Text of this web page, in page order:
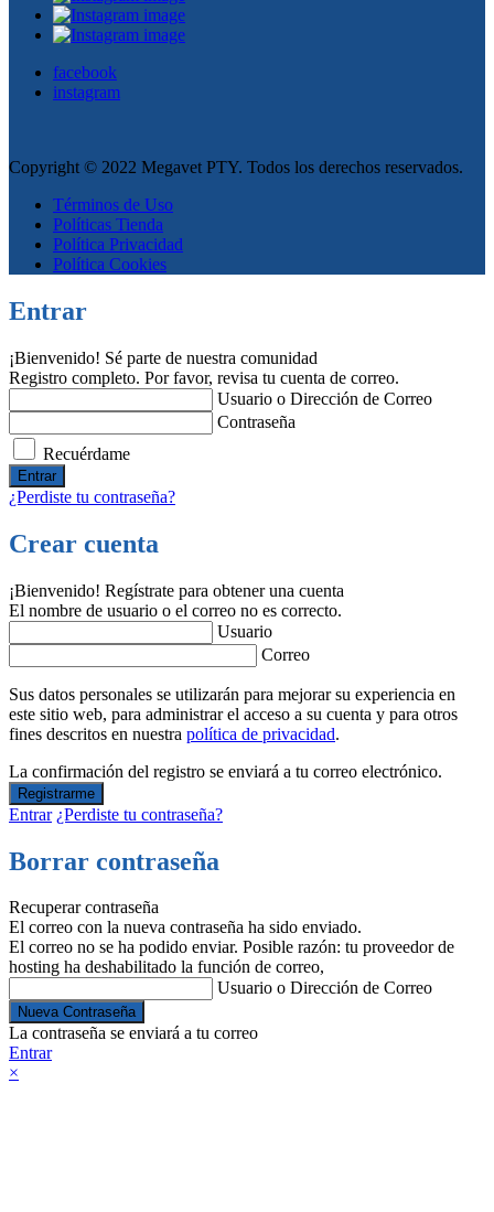
facebook
instagram
Copyright © 2022 Megavet PTY. Todos los derechos reservados.
Términos de Uso
Políticas Tienda
Política Privacidad
Política Cookies
Entrar
¡Bienvenido! Sé parte de nuestra comunidad
Registro completo. Por favor, revisa tu cuenta de correo.
Usuario o Dirección de Correo
Contraseña
Recuérdame
¿Perdiste tu contraseña?
Crear cuenta
¡Bienvenido! Regístrate para obtener una cuenta
El nombre de usuario o el correo no es correcto.
Usuario
Correo
Sus datos personales se utilizarán para mejorar su experiencia en
este sitio web, para administrar el acceso a su cuenta y para otros
fines descritos en nuestra política de privacidad.
La confirmación del registro se enviará a tu correo electrónico.
Entrar ¿Perdiste tu contraseña?
Borrar contraseña
Recuperar contraseña
El correo con la nueva contraseña ha sido enviado.
El correo no se ha podido enviar. Posible razón: tu proveedor de
hosting ha deshabilitado la función de correo,
Usuario o Dirección de Correo
La contraseña se enviará a tu correo
Entrar
×